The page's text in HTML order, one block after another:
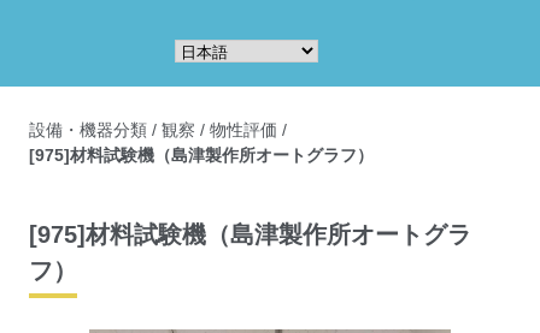
設備・機器分類 / 観察 / 物性評価 /
[975]材料試験機（島津製作所オートグラフ）
[975]材料試験機（島津製作所オートグラ
フ）